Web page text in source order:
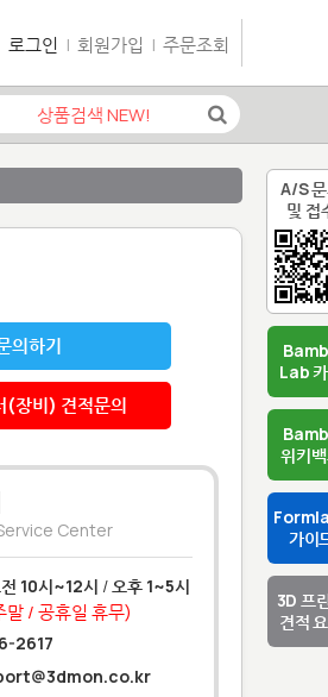
A/S
및 접
Lab
위키
가이
3D 프
견적
로그인 | 회원가입 | 주문조회
의하기
(장비) 견적문의
Center
10시~12시 /오후 1~5시
말 / 공휴일 휴무)
2617